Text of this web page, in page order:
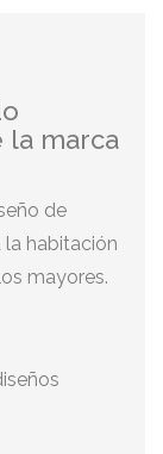
la marca
de
la habitación
mayores.